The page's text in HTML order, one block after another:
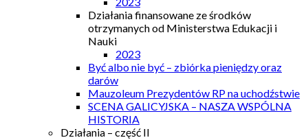
Działania finansowane ze środków
otrzymanych od Ministerstwa Edukacji i
Nauki
2023
Być albo nie być – zbiórka pieniędzy oraz
darów
Mauzoleum Prezydentów RP na uchodźstwie
SCENA GALICYJSKA – NASZA WSPÓLNA
HISTORIA
Działania – część II